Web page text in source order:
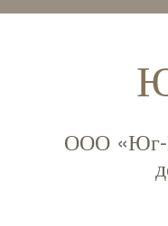
ООО «Юг-